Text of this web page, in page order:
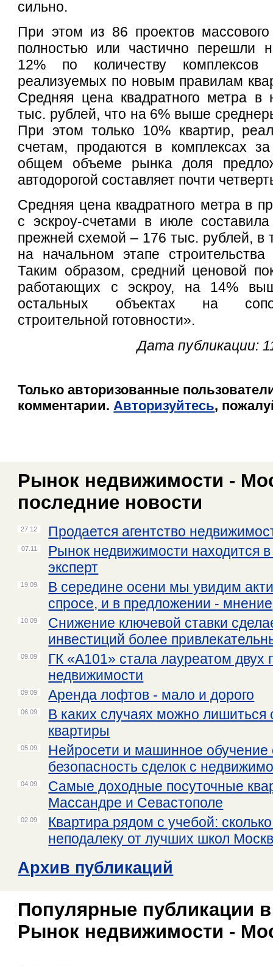
сильно.
При этом из 86 проектов
полностью или частично перешли
12% по количеству
реализуемых по новым правилам
Средняя цена квадратного метра в
тыс. рублей, что на 6% выше
При этом только 10% квартир,
счетам, продаются в комплексах
общем объеме рынка доля
автодорогой составляет почти
Средняя цена квадратного метра в
с эскроу-счетами в июле
прежней схемой – 176 тыс. рублей, в
на начальном этапе
Таким образом, средний ценовой
работающих с эскроу, на 14%
остальных объектах на
строительной готовности».
Дата публикации:
Только авторизованные
комментарии.Авторизуйтесь,
Рынок недвижимости -
последние новости
27.12 Продается агентство
07.11
Рынок недвижимости находится
эксперт
19.09
В середине осени мы увидим
спросе, и в предложении - мнение
10.09
Снижение ключевой ставки
инвестиций более
09.09
ГК «А101» стала лауреатом двух
недвижимости
09.09 Аренда лофтов - мало и дорого
06.09
В каких случаях можно лишиться
квартиры
05.09
Нейросети и машинное обучение
безопасность сделок с
04.09
Самые доходные посуточные
Массандре и Севастополе
02.09
Квартира рядом с учебой:
неподалеку от лучших школ
Архив публикаций
Популярные публикации
Рынок недвижимости -